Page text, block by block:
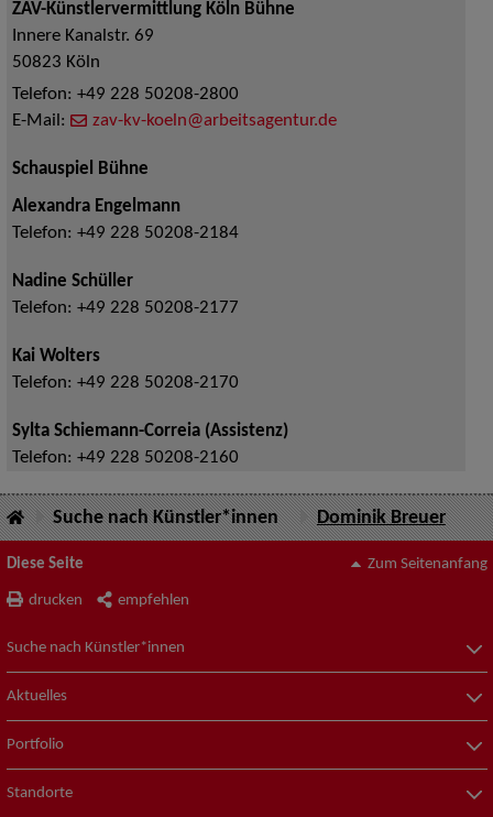
ZAV-Künstlervermittlung Köln Bühne
Innere Kanalstr. 69
50823 Köln
Telefon: +49 228 50208-2800
E-Mail:
zav-kv-koeln@arbeitsagentur.de
Schauspiel Bühne
Alexandra Engelmann
Telefon: +49 228 50208-2184
Nadine Schüller
Telefon: +49 228 50208-2177
Kai Wolters
Telefon: +49 228 50208-2170
Sylta Schiemann-Correia (Assistenz)
Telefon: +49 228 50208-2160
Suche nach Künstler*innen Dominik Breuer
Diese Seite
drucken empfehlen
Zum Seitenanfang
Suche nach Künstler*innen
Aktuelles
Portfolio
Standorte